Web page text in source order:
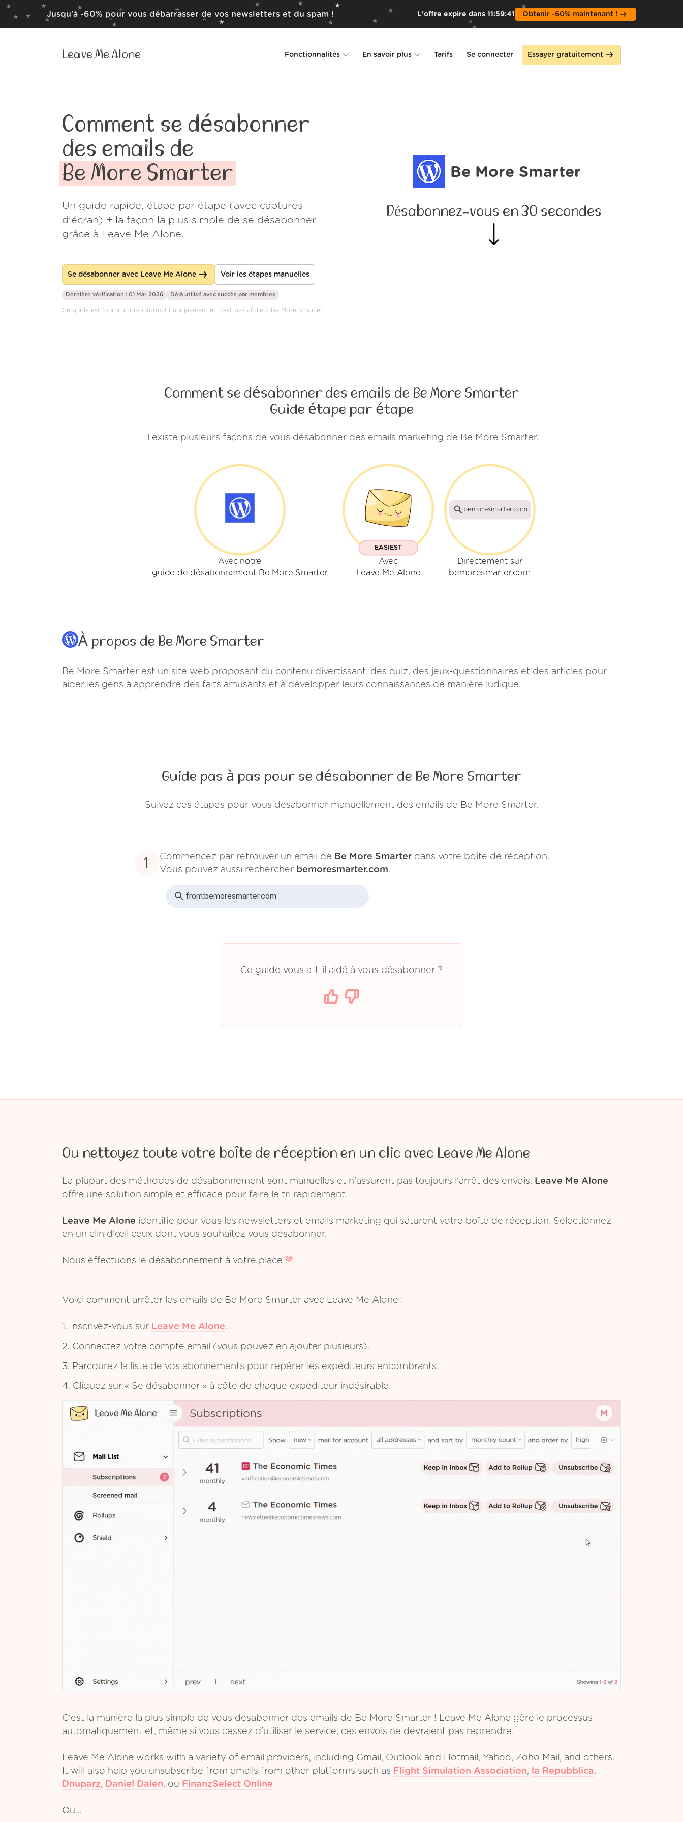
Jusqu'à -60% pour vous débarrasser de vos newsletters et du spam ! L'offre expire dans 11:59:39 Obtenir -60% maintenant !
Leave Me Alone Fonctionnalités En savoir plus Tarifs Se connecter Essayer gratuitement
Comment se désabonner
des emails de
Be More Smarter
Un guide rapide, étape par étape (avec captures
d'écran) + la façon la plus simple de se désabonner
grâce à Leave Me Alone.
Se désabonner avec Leave Me Alone Voir les étapes manuelles
Be More Smarter
Désabonnez-vous en 30 secondes
Dernière vérification : 01 Mar 2026 Déjà utilisé avec succès par membres
Ce guide est fourni à titre informatif uniquement et n'est pas affilié à Be More Smarter.
Comment se désabonner des emails de Be More Smarter
Guide étape par étape
Il existe plusieurs façons de vous désabonner des emails marketing de Be More Smarter.
Avec notre
guide de désabonnement Be More Smarter
EASIEST
Avec
Leave Me Alone
bemoresmarter.com
Directement sur
bemoresmarter.com
À propos de Be More Smarter
Be More Smarter est un site web proposant du contenu divertissant, des quiz, des jeux-questionnaires et des articles pour
aider les gens à apprendre des faits amusants et à développer leurs connaissances de manière ludique.
Guide pas à pas pour se désabonner de Be More Smarter
Suivez ces étapes pour vous désabonner manuellement des emails de Be More Smarter.
1 Commencez par retrouver un email de Be More Smarterdans votre boîte de réception.
Vous pouvez aussi rechercher bemoresmarter.com.
from:bemoresmarter.com
Ce guide vous a-t-il aidé à vous désabonner ?
Ou nettoyez toute votre boîte de réception en un clic avec Leave Me Alone
La plupart des méthodes de désabonnement sont manuelles et n'assurent pas toujours l'arrêt des envois. Leave Me Alone
offre une solution simple et efficace pour faire le tri rapidement.
Leave Me Alone identifie pour vous les newsletters et emails marketing qui saturent votre boîte de réception. Sélectionnez
en un clin d'œil ceux dont vous souhaitez vous désabonner.
Nous effectuons le désabonnement à votre place
Voici comment arrêter les emails de Be More Smarter avec Leave Me Alone :
1. Inscrivez-vous sur Leave Me Alone.
2. Connectez votre compte email (vous pouvez en ajouter plusieurs).
3. Parcourez la liste de vos abonnements pour repérer les expéditeurs encombrants.
4. Cliquez sur « Se désabonner » à côté de chaque expéditeur indésirable.
C'est la manière la plus simple de vous désabonner des emails de Be More Smarter ! Leave Me Alone gère le processus
automatiquement et, même si vous cessez d'utiliser le service, ces envois ne devraient pas reprendre.
Leave Me Alone works with a variety of email providers, including Gmail, Outlook and Hotmail, Yahoo, Zoho Mail, and others.
It will also help you unsubscribe from emails from other platforms such as Flight Simulation Association, la Repubblica,
Dnuparz, Daniel Dalen, ou FinanzSelect Online
Ou…